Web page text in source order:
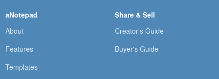
aNotepad
About
Features
Templates
Share & Sell
Creator's Guide
Buyer's Guide